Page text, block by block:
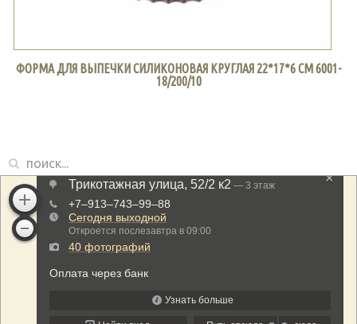
ФОРМА ДЛЯ ВЫПЕЧКИ СИЛИКОНОВАЯ КРУГЛАЯ 22*17*6 СМ 6001-
18/200/10